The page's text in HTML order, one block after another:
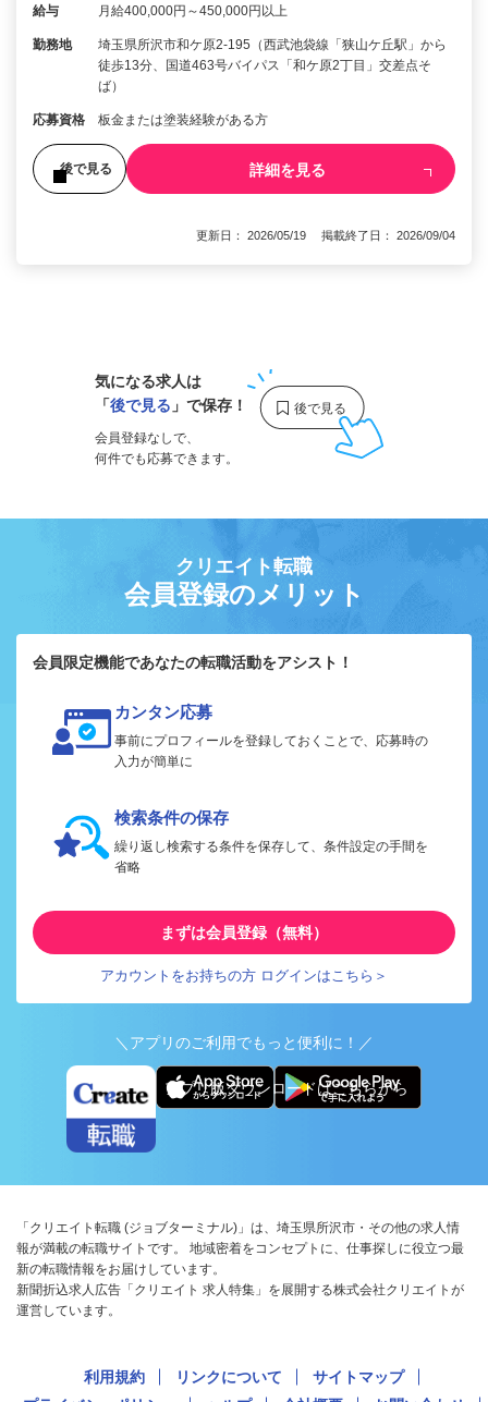
給与 月給400,000円～450,000円以上
勤務地
埼玉県所沢市和ケ原2‐195（西武池袋線「狭山ケ丘駅」から
徒歩13分、国道463号バイパス「和ケ原2丁目」交差点そ
ば）
応募資格 板金または塗装経験がある方
後で見る 詳細を見る
更新日： 2026/05/19 掲載終了日： 2026/09/04
気になる求人は
「後で見る 」で保存！
会員登録なしで、
何件でも応募できます。
クリエイト転職
会員登録のメリット
会員限定機能であなたの転職活動をアシスト！
カンタン応募
事前にプロフィールを登録しておくことで、応募時の
入力が簡単に
検索条件の保存
繰り返し検索する条件を保存して、条件設定の手間を
省略
まずは会員登録（無料）
アカウントをお持ちの方 ログインはこちら＞
＼アプリのご利用でもっと便利に！／
アプリ版ダウンロードはこちらから
「クリエイト転職 (ジョブターミナル)」は、埼玉県所沢市・その他の求人情
報が満載の転職サイトです。 地域密着をコンセプトに、仕事探しに役立つ最
新の転職情報をお届けしています。
新聞折込求人広告「クリエイト 求人特集」を展開する株式会社クリエイトが
運営しています。
利用規約 リンクについて
サイトマップ